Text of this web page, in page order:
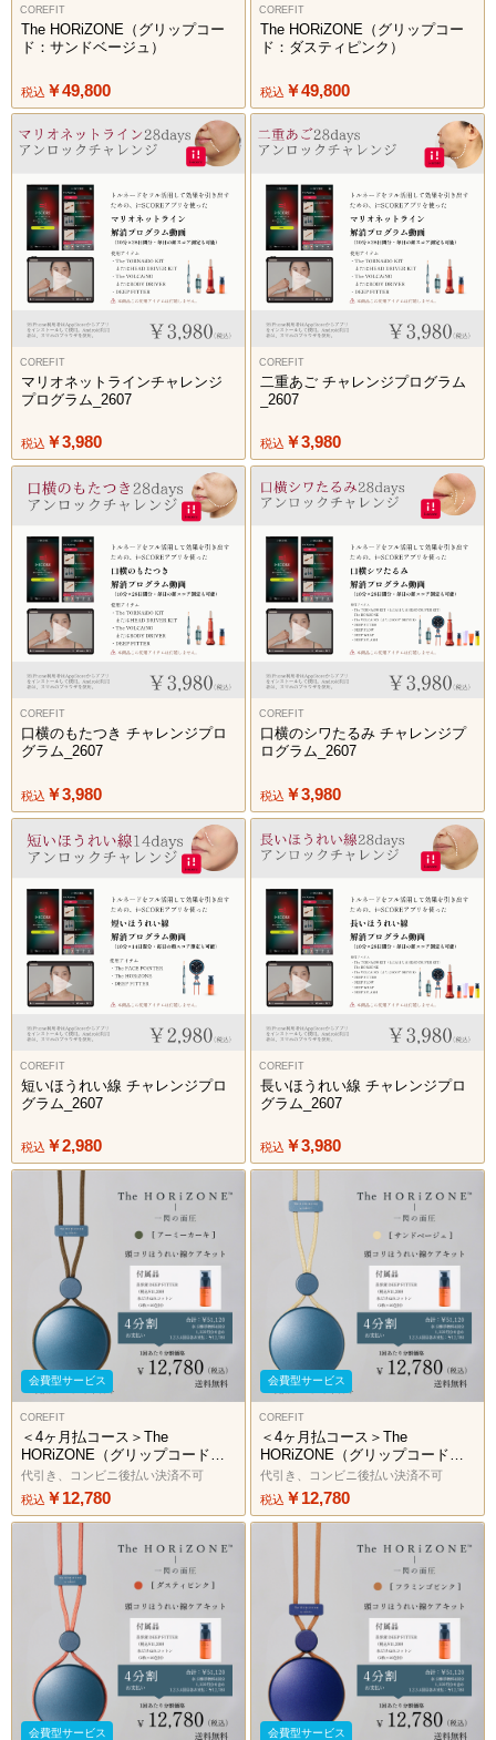
COREFIT
The HORiZONE（グリップコー
ド：サンドベージュ）
税込 ￥49,800
COREFIT
The HORiZONE（グリップコー
ド：ダスティピンク）
税込 ￥49,800
COREFIT
マリオネットラインチャレンジ
プログラム_2607
税込 ￥3,980
COREFIT
二重あご チャレンジプログラム
_2607
税込 ￥3,980
COREFIT
口横のもたつき チャレンジプロ
グラム_2607
税込 ￥3,980
COREFIT
口横のシワたるみ チャレンジプ
ログラム_2607
税込 ￥3,980
COREFIT
短いほうれい線 チャレンジプロ
グラム_2607
税込 ￥2,980
COREFIT
長いほうれい線 チャレンジプロ
グラム_2607
税込 ￥3,980
会費型サービス
COREFIT
＜4ヶ月払コース＞The
HORiZONE（グリップコード：
アーミーカーキ）2606
代引き、コンビニ後払い決済不可
税込 ￥12,780
会費型サービス
COREFIT
＜4ヶ月払コース＞The
HORiZONE（グリップコード：
サンドベージュ）2606
代引き、コンビニ後払い決済不可
税込 ￥12,780
会費型サービス 会費型サービス